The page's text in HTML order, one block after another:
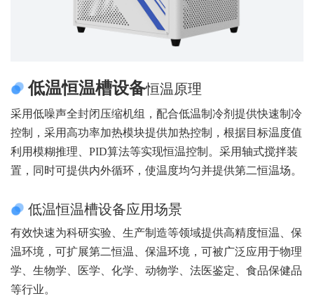
低温恒温槽设备恒温原理
采用低噪声全封闭压缩机组，配合低温制冷剂提供快速制冷
控制，采用高功率加热模块提供加热控制，根据目标温度值
利用模糊推理、PID算法等实现恒温控制。采用轴式搅拌装
置，同时可提供内外循环，使温度均匀并提供第二恒温场。
低温恒温槽设备应用场景
有效快速为科研实验、生产制造等领域提供高精度恒温、保
温环境，可扩展第二恒温、保温环境，可被广泛应用于物理
学、生物学、医学、化学、动物学、法医鉴定、食品保健品
等行业。